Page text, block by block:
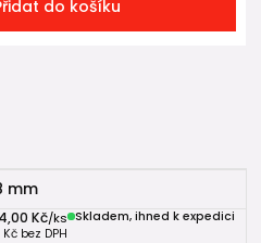
do košíku
mm
4,00 Kč/ks
Kč bez DPH
Skladem, ihned k expedici